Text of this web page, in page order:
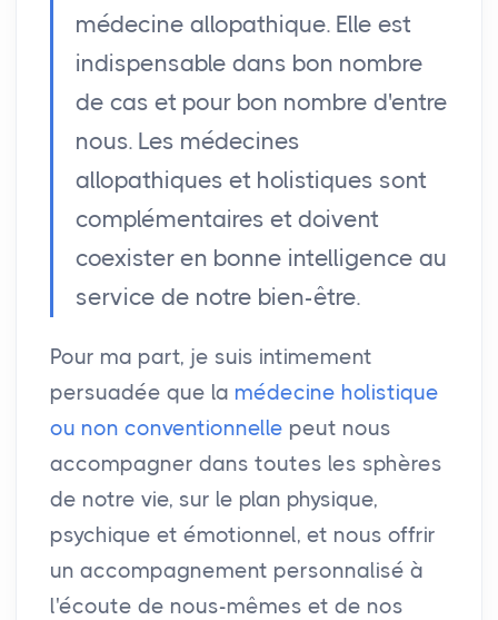
médecine allopathique. Elle est
indispensable dans bon nombre
de cas et pour bon nombre d'entre
nous. Les médecines
allopathiques et holistiques sont
complémentaires et doivent
coexister en bonne intelligence au
service de notre bien-être.
Pour ma part, je suis intimement
persuadée que la médecine holistique
ou non conventionnelle peut nous
accompagner dans toutes les sphères
de notre vie, sur le plan physique,
psychique et émotionnel, et nous offrir
un accompagnement personnalisé à
l'écoute de nous-mêmes et de nos